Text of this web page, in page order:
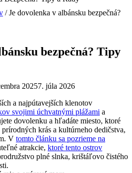
/ Je dovolenka v albánsku bezpečná?
bezpečná? Tipy
20257. júla 2026
a najpútavejších klenotov
svojimi úchvatnými plážami a
dovolenku a hľadáte miesto,⁢ ktoré
krás a kultúrneho dedičstva,
V tomto článku sa pozrieme na
atrakcie, ktoré tento ostrov
plné slnka, krištáľovo⁢ čistého